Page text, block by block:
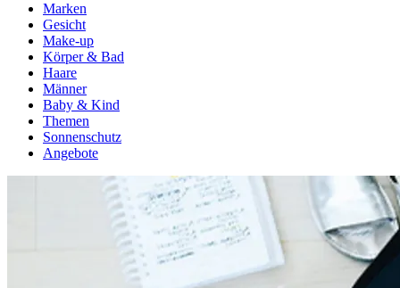
Marken
Gesicht
Make-up
Körper & Bad
Haare
Männer
Baby & Kind
Themen
Sonnenschutz
Angebote